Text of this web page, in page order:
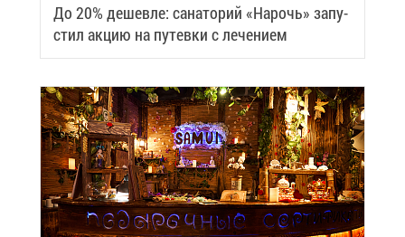
До 20% де­шев­ле: са­на­то­рий «На­рочь» за­пу­
стил ак­цию на пу­тев­ки с ле­че­ни­ем